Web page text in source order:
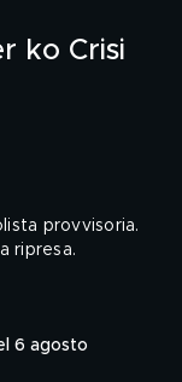
ko Crisi
provvisoria.
ripresa.
6 agosto